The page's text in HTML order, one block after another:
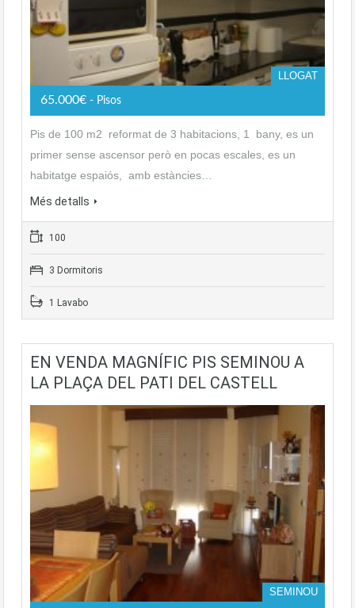
LLOGAT
65.000€ - Pisos
Pis de 100 m2 reformat de 3 habitacions, 1 bany, es un
primer sense ascensor però en pocas escales, es un
habitatge espaiós, amb estàncies…
Més detalls
100
3 Dormitoris
1 Lavabo
EN VENDA MAGNÍFIC PIS SEMINOU A
LA PLAÇA DEL PATI DEL CASTELL
SEMINOU